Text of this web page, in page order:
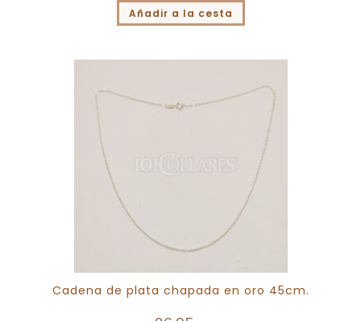
Añadir a la cesta
Cadena de plata chapada en oro 45cm.